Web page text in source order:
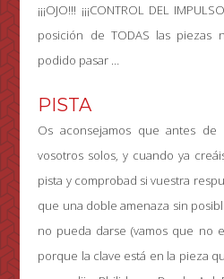
¡¡¡OJO!!! ¡¡¡CONTROL DEL
posición de TODAS las piezas
podido pasar …
PISTA
Os aconsejamos que antes
vosotros solos, y cuando ya
pista y comprobad si vuestra
que una doble amenaza sin
no pueda darse (vamos que no
porque la clave está en la pieza